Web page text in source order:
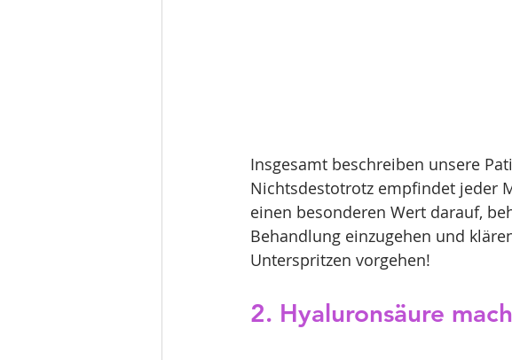
Insgesamt beschreiben unsere
Nichtsdestotrotz empfindet jeder
einen besonderen Wert darauf,
Behandlung einzugehen und
Unterspritzen vorgehen!
2. Hyaluronsäure